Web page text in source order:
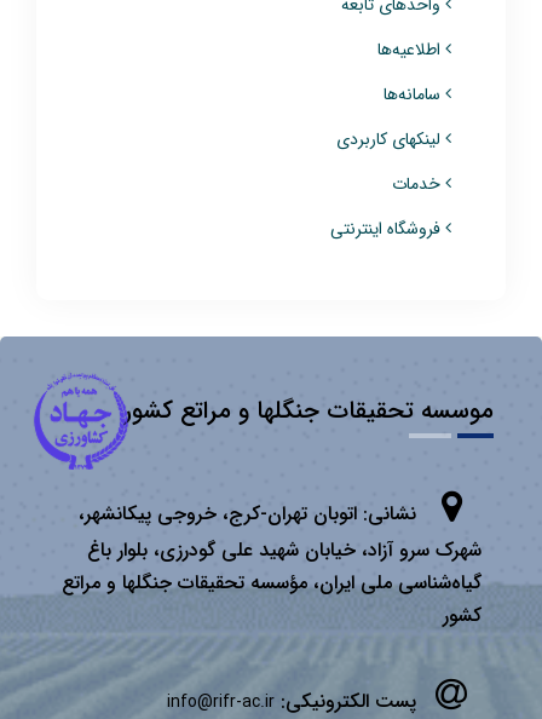
واحدهای تابعه
اطلاعیه‌ها
سامانه‌ها
لینکهای کاربردی
خدمات
فروشگاه اینترنتی
موسسه تحقیقات جنگلها و مراتع کشور
نشانی: اتوبان تهران­-كرج، خروجی پیكانشهر،
شهرک سرو آزاد، خیابان شهید علی گودرزی، بلوار باغ
گیاه‌شناسی ملی ایران، مؤسسه تحقیقات جنگلها و مراتع
كشور
پست الکترونیکی: info@rifr-ac.ir